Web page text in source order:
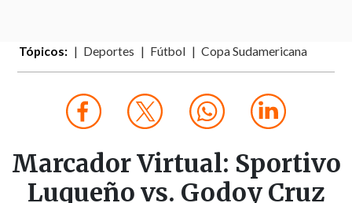
Tópicos: Deportes Fútbol Copa Sudamericana
Marcador Virtual: Sportivo
Luqueño vs. Godoy Cruz